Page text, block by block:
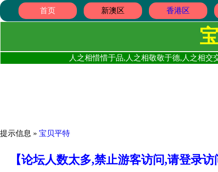
首页 新澳区 香港区
人之相惜惜于品,人之相敬敬于德,人之相
提示信息 » 宝贝平特
【论坛人数太多,禁止游客访问,请登录